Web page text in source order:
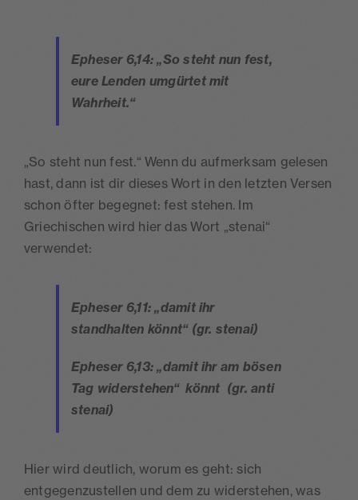
Epheser 6,14: „So steht nun fest,
eure Lenden umgürtet mit
Wahrheit.“
„So steht nun fest.“ Wenn du aufmerksam gelesen
hast, dann ist dir dieses Wort in den letzten Versen
schon öfter begegnet: fest stehen. Im
Griechischen wird hier das Wort „stenai“
verwendet:
Epheser 6,11: „damit ihr
standhalten könnt“ (gr. stenai)
Epheser 6,13: „damit ihr am bösen
Tag widerstehen“ könnt (gr. anti
stenai)
Hier wird deutlich, worum es geht: sich
entgegenzustellen und dem zu widerstehen, was